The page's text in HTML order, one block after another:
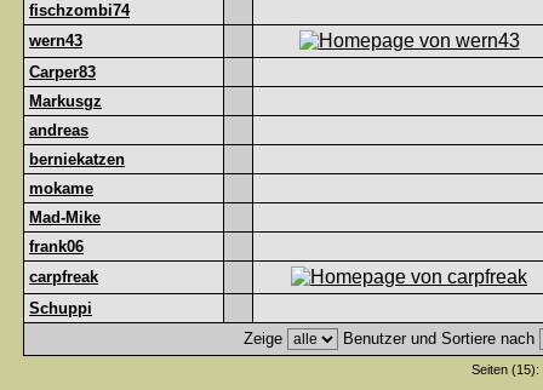
fischzombi74
wern43
Carper83
Markusgz
andreas
berniekatzen
mokame
Mad-Mike
frank06
carpfreak
Schuppi
Zeige
Benutzer und Sortiere nach
Seiten (15):